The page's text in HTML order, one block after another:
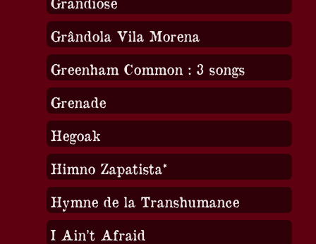
Grândola Vila Morena
Greenham Common : 3 songs
Grenade
Hegoak
Himno Zapatista*
Hymne de la Transhumance
I Ain’t Afraid